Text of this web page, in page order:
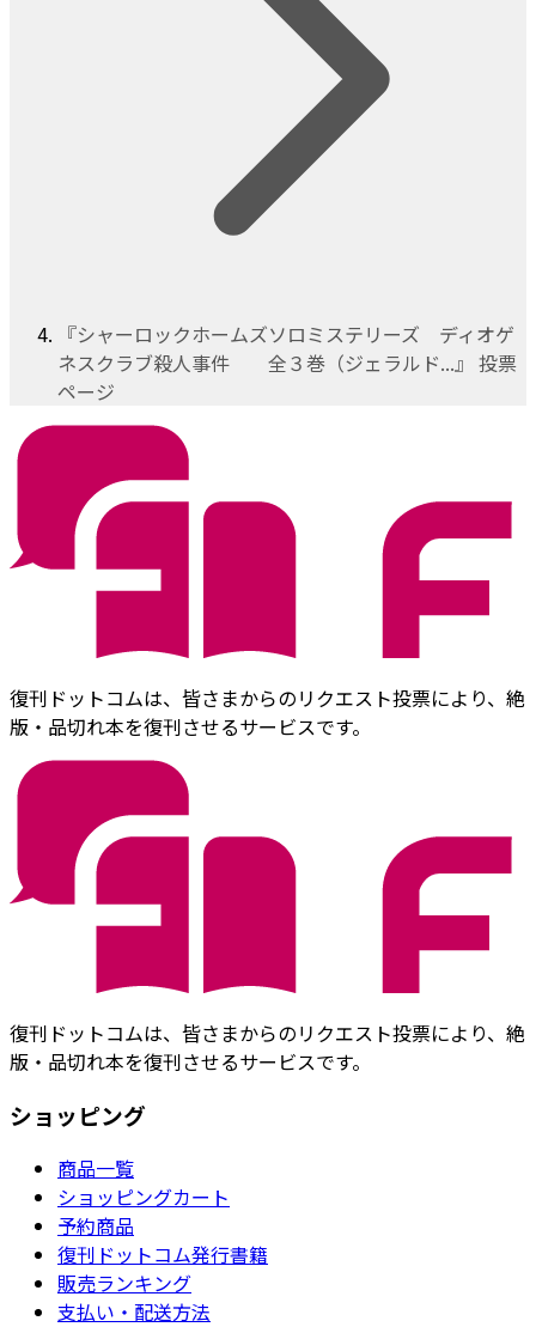
『シャーロックホームズソロミステリーズ ディオゲ
ネスクラブ殺人事件 全３巻（ジェラルド...』 投票
ページ
復刊ドットコムは、皆さまからのリクエスト投票により、絶
版・品切れ本を復刊させるサービスです。
復刊ドットコムは、皆さまからのリクエスト投票により、絶
版・品切れ本を復刊させるサービスです。
ショッピング
商品一覧
ショッピングカート
予約商品
復刊ドットコム発行書籍
販売ランキング
支払い・配送方法